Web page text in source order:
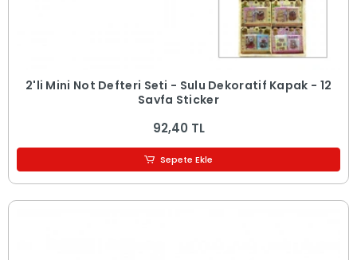
2'li Mini Not Defteri Seti - Sulu Dekoratif Kapak - 12
Sayfa Sticker
92,40 TL
Sepete Ekle